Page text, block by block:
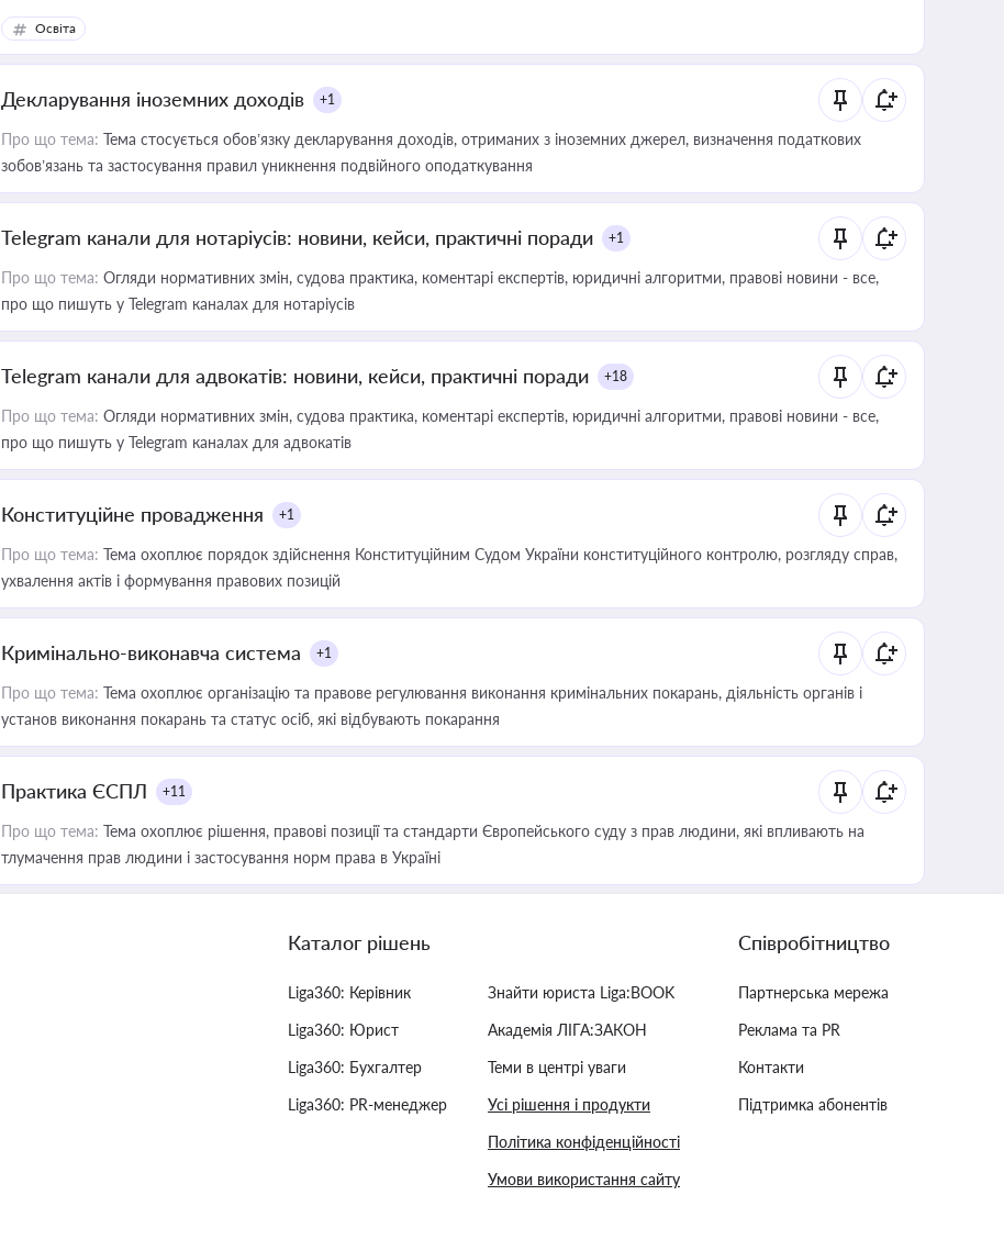
Освіта
Декларування іноземних доходів +1
Про що тема: Тема стосується обов’язку декларування доходів, отриманих з іноземних джерел, визначення податкових
зобов’язань та застосування правил уникнення подвійного оподаткування
Telegram канали для нотаріусів: новини, кейси, практичні поради +1
Про що тема: Огляди нормативних змін, судова практика, коментарі експертів, юридичні алгоритми, правові новини - все,
про що пишуть у Telegram каналах для нотаріусів
Telegram канали для адвокатів: новини, кейси, практичні поради +18
Про що тема: Огляди нормативних змін, судова практика, коментарі експертів, юридичні алгоритми, правові новини - все,
про що пишуть у Telegram каналах для адвокатів
Конституційне провадження +1
Про що тема: Тема охоплює порядок здійснення Конституційним Судом України конституційного контролю, розгляду справ,
ухвалення актів і формування правових позицій
Кримінально-виконавча система +1
Про що тема: Тема охоплює організацію та правове регулювання виконання кримінальних покарань, діяльність органів і
установ виконання покарань та статус осіб, які відбувають покарання
Практика ЄСПЛ +11
Про що тема: Тема охоплює рішення, правові позиції та стандарти Європейського суду з прав людини, які впливають на
тлумачення прав людини і застосування норм права в Україні
Каталог рішень
Liga360: Керівник
Liga360: Юрист
Liga360: Бухгалтер
Liga360: PR-менеджер
Знайти юриста Liga:BOOK
Академія ЛІГА:ЗАКОН
Теми в центрі уваги
Усі рішення і продукти
Політика конфіденційності
Умови використання сайту
Співробітництво
Партнерська мережа
Реклама та PR
Контакти
Підтримка абонентів